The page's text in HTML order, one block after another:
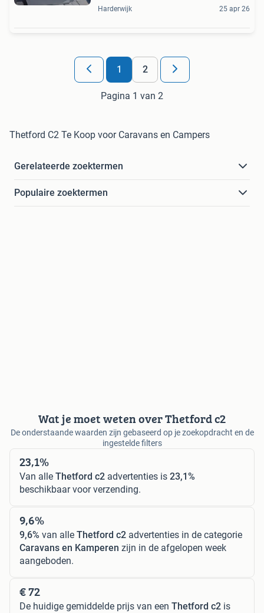
Harderwijk 25 apr 26
1 2
Pagina 1 van 2
Thetford C2 Te Koop voor Caravans en Campers
Gerelateerde zoektermen
Populaire zoektermen
Wat je moet weten over Thetford c2
De onderstaande waarden zijn gebaseerd op je zoekopdracht en de
ingestelde filters
23,1%
Van alle Thetford c2 advertenties is 23,1%
beschikbaar voor verzending.
9,6%
9,6% van alle Thetford c2 advertenties in de categorie
Caravans en Kamperen zijn in de afgelopen week
aangeboden.
€ 72
De huidige gemiddelde prijs van een Thetford c2 is